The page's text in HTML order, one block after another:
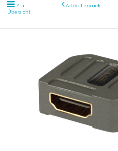
Zur
Übersicht
Artikel zurück